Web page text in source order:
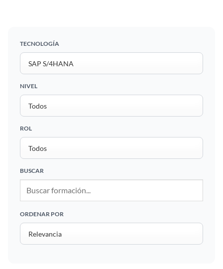
TECNOLOGÍA
NIVEL
ROL
BUSCAR
ORDENAR POR